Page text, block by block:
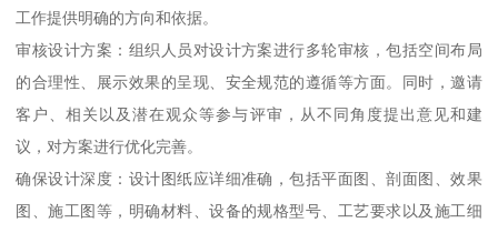
工作提供明确的方向和依据。
审核设计方案：组织人员对设计方案进行多轮审核，包括空间布局
的合理性、展示效果的呈现、安全规范的遵循等方面。同时，邀请
客户、相关以及潜在观众等参与评审，从不同角度提出意见和建
议，对方案进行优化完善。
确保设计深度：设计图纸应详细准确，包括平面图、剖面图、效果
图、施工图等，明确材料、设备的规格型号、工艺要求以及施工细